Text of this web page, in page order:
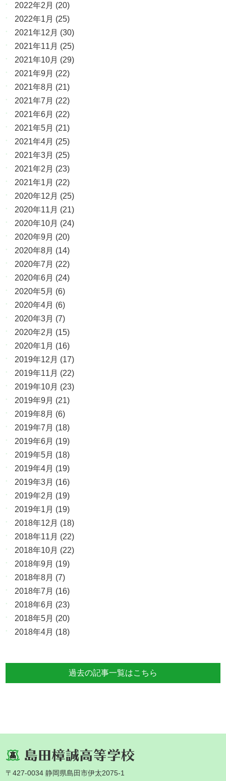
2022年2月 (20)
2022年1月 (25)
2021年12月 (30)
2021年11月 (25)
2021年10月 (29)
2021年9月 (22)
2021年8月 (21)
2021年7月 (22)
2021年6月 (22)
2021年5月 (21)
2021年4月 (25)
2021年3月 (25)
2021年2月 (23)
2021年1月 (22)
2020年12月 (25)
2020年11月 (21)
2020年10月 (24)
2020年9月 (20)
2020年8月 (14)
2020年7月 (22)
2020年6月 (24)
2020年5月 (6)
2020年4月 (6)
2020年3月 (7)
2020年2月 (15)
2020年1月 (16)
2019年12月 (17)
2019年11月 (22)
2019年10月 (23)
2019年9月 (21)
2019年8月 (6)
2019年7月 (18)
2019年6月 (19)
2019年5月 (18)
2019年4月 (19)
2019年3月 (16)
2019年2月 (19)
2019年1月 (19)
2018年12月 (18)
2018年11月 (22)
2018年10月 (22)
2018年9月 (19)
2018年8月 (7)
2018年7月 (16)
2018年6月 (23)
2018年5月 (20)
2018年4月 (18)
過去の記事一覧はこちら
〒427-0034 静岡県島田市伊太2075-1